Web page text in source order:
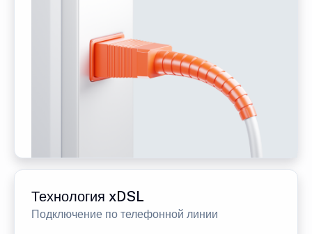
Технология xDSL
Подключение по телефонной линии